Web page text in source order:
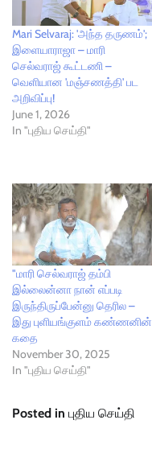
Mari Selvaraj: 'அந்த தருணம்';
இளையாராஜா – மாரி
செல்வராஜ் கூட்டணி –
வெளியான 'மஞ்சணத்தி' பட
அறிவிப்பு!
June 1, 2026
In "புதிய செய்தி"
"மாரி செல்வராஜ் தம்பி
இல்லைன்னா நான் எப்படி
இருந்திருப்பேன்னு தெரில –
இது புளியங்குளம் கண்ணனின்
கதை
November 30, 2025
In "புதிய செய்தி"
Posted in புதிய செய்தி